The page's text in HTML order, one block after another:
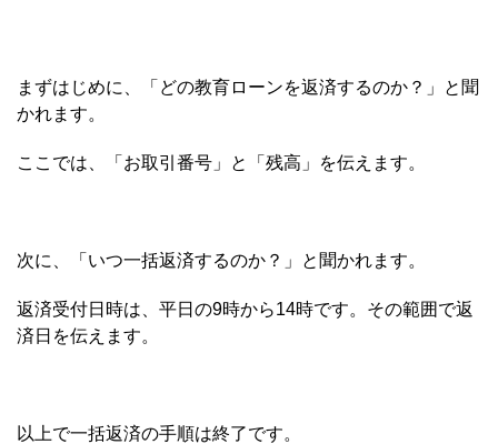
まずはじめに、「どの教育ローンを返済するのか？」と聞
かれます。
ここでは、「お取引番号」と「残高」を伝えます。
次に、「いつ一括返済するのか？」と聞かれます。
返済受付日時は、平日の9時から14時です。その範囲で返
済日を伝えます。
以上で一括返済の手順は終了です。